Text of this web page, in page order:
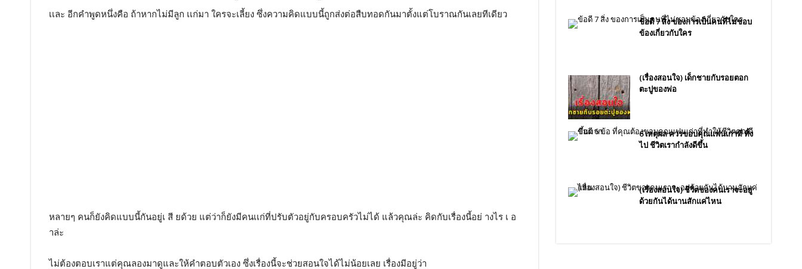
เเละ อีกคำพูดหนึ่งคือ ถ้าหากไม่มีลูก เเก่มา ใครจะเลี้ยง ซึ่งความคิดแบบนี้ถูกส่งต่อสืบทอดกันมาตั้งแต่โบราณกันเลยทีเดียว
หลายๆ คนก็ยังคิดแบบนี้กันอยู่เ สี ยด้วย แต่ว่าก็ยังมีคนเเก่ที่ปรับตัวอยู่กับครอบครัวไม่ได้ แล้วคุณล่ะ คิดกับเรื่องนี้อย่ างไร เ อ
าล่ะ
ไม่ต้องตอบเราแต่คุณลองมาดูและให้คำตอบตัวเอง ซึ่งเรื่องนี้จะช่วยสอนใจได้ไม่น้อยเลย เรื่องมีอยู่ว่า
ข้อดี 7 สิ่ง ของการเป็นคนที่ไม่ชอบ
ข้องเกี่ยวกับใคร
(เรื่องสอนใจ) เด็กชายกับรอยตอก
ตะปูของพ่อ
6 เหตุผล ควรขอบคุณเเฟนเก่าที่ ทิ้ง
ไป ชีวิตเรากำลังดีขึ้น
(เรื่องสอนใจ) ชีวิตของคนเราจะอยู่
ด้วยกันได้นานสักแค่ไหน